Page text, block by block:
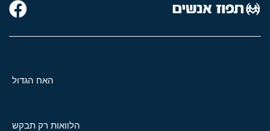
האח הגדול
הלוואות רק תבקש